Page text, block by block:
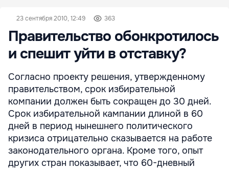
23 сентября 2010, 12:49 363
Правительство обонкротилось
и спешит уйти в отставку?
Согласно проекту решения, утвержденному
правительством, срок избирательной
компании должен быть сокращен до 30 дней.
Срок избирательной кампании длиной в 60
дней в период нынешнего политического
кризиса отрицательно сказывается на работе
законодательного органа. Кроме того, опыт
других стран показывает, что 60-дневный